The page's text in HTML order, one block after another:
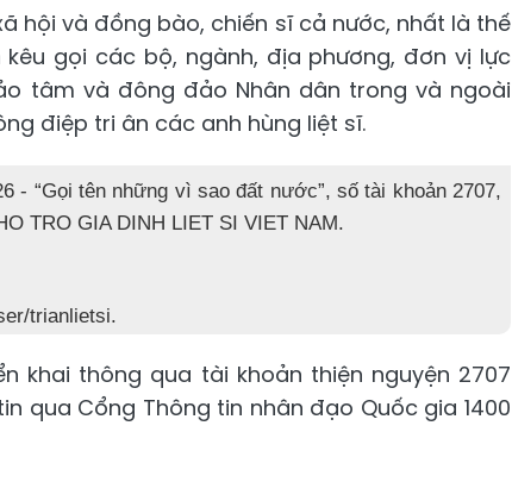
hội và đồng bào, chiến sĩ cả nước, nhất là thế
gọi các bộ, ngành, địa phương, đơn vị lực
tâm và đông đảo Nhân dân trong và ngoài
điệp tri ân các anh hùng liệt sĩ.
- “Gọi tên những vì sao đất nước”, số tài khoản 2707,
TRO GIA DINH LIET SI VIET NAM.
trianlietsi.
khai thông qua tài khoản thiện nguyện 2707
qua Cổng Thông tin nhân đạo Quốc gia 1400